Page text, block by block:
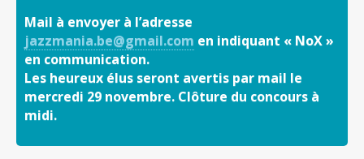
Mail à envoyer à l’adresse
jazzmania.be@gmail.com en indiquant « NoX »
en communication.
Les heureux élus seront avertis par mail le
mercredi 29 novembre. Clôture du concours à
midi.